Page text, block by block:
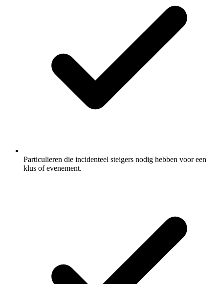
Particulieren die incidenteel steigers nodig hebben voor een
klus of evenement.